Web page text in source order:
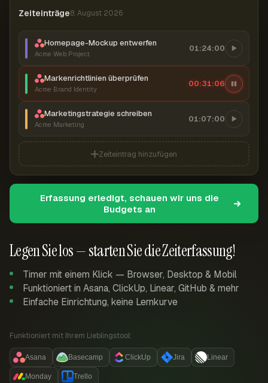
Legen Sie los — starten Sie die Zeiterfassung!
Timer mit einem Klick — Browser, Desktop & Mobil
Funktioniert in Asana, ClickUp, Linear, GitHub & mehr
Einfache Einrichtung, keine Lernkurve
Funktioniert mit Ihrem Lieblingstool:
Asana Basecamp ClickUp Jira Linear
Monday Trello
Zeiteinträge8. August 2026
Homepage-Mockup entwerfen
Acme Web Project
01:24:00
Markenrichtlinien überprüfen
Acme Brand Identity
00:31:06
Marketingstrategie schreiben
Acme Marketing
01:07:00
Zeiteintrag hinzufügen
Erfassung erledigt, schauen wir uns die
Budgets an